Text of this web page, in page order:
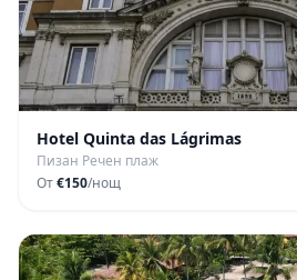
Hotel Quinta das Lágrimas
Пизан Речен плаж
От€150/нощ